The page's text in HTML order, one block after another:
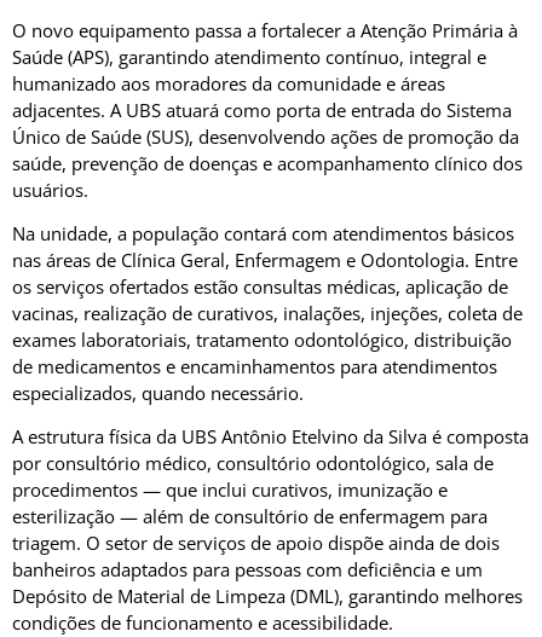
O novo equipamento passa a fortalecer a Atenção Primária à
Saúde (APS), garantindo atendimento contínuo, integral e
humanizado aos moradores da comunidade e áreas
adjacentes. A UBS atuará como porta de entrada do Sistema
Único de Saúde (SUS), desenvolvendo ações de promoção da
saúde, prevenção de doenças e acompanhamento clínico dos
usuários.
Na unidade, a população contará com atendimentos básicos
nas áreas de Clínica Geral, Enfermagem e Odontologia. Entre
os serviços ofertados estão consultas médicas, aplicação de
vacinas, realização de curativos, inalações, injeções, coleta de
exames laboratoriais, tratamento odontológico, distribuição
de medicamentos e encaminhamentos para atendimentos
especializados, quando necessário.
A estrutura física da UBS Antônio Etelvino da Silva é composta
por consultório médico, consultório odontológico, sala de
procedimentos — que inclui curativos, imunização e
esterilização — além de consultório de enfermagem para
triagem. O setor de serviços de apoio dispõe ainda de dois
banheiros adaptados para pessoas com deficiência e um
Depósito de Material de Limpeza (DML), garantindo melhores
condições de funcionamento e acessibilidade.